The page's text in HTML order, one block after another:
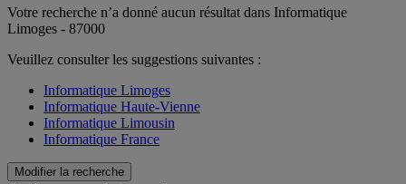
Votre recherche n’a donné aucun résultat dans Informatique
Limoges - 87000
Veuillez consulter les suggestions suivantes :
Informatique Limoges
Informatique Haute-Vienne
Informatique Limousin
Informatique France
Modifier la recherche